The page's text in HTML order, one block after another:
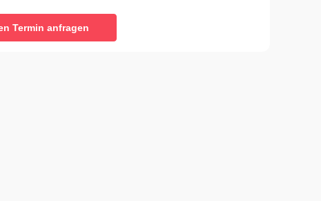
zu erhalten. In der Axel Brust
Sie können einen Termin online anfragen.
Termin anfragen